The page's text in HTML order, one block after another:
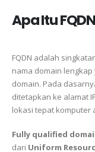
Apa Itu
FQDN adalah
nama domain
domain. Pada
ditetapkan ke alamat
lokasi tepat komputer
Fully qualified
dari Uniform